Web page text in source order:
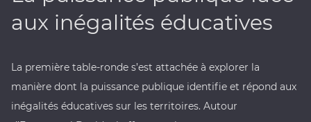
aux inégalités éducatives
La première table-ronde s’est attachée à explorer la
manière dont la puissance publique identifie et répond aux
inégalités éducatives sur les territoires. Autour